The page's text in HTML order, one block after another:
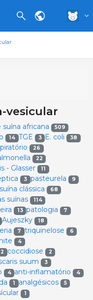
vesicular
africana 509
14 TGE 3 E. coli 38
26
22
- Glasser 11
3 pasteurela 9
clássica 68
suínas 114
13 patologia 7
Aujeszky 18
7 triquinelose 6
4
2 coccidiose 2
suum 3
4 anti-inflamatório 4
1 analgésicos 5
1